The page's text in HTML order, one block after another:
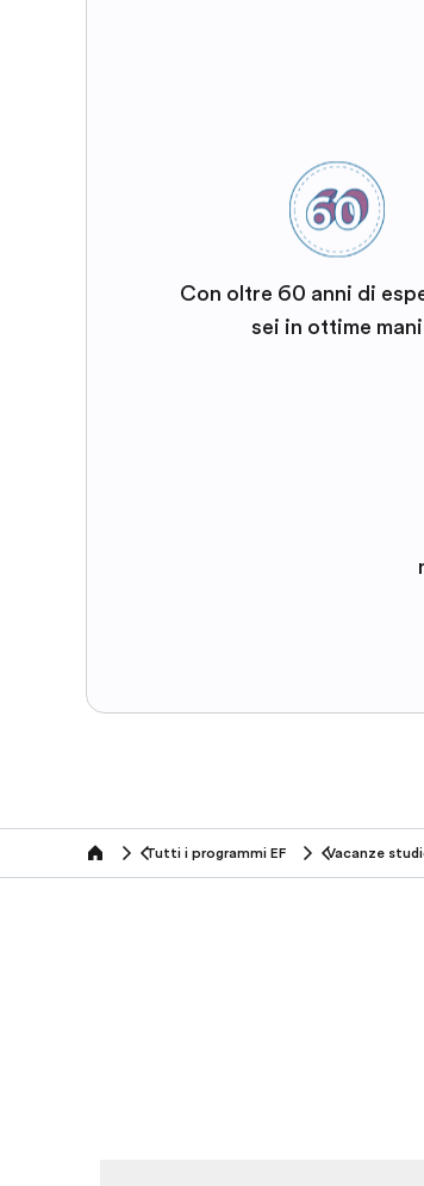
Con oltre 60 anni di
sei in ottime mani
home Tutti i programmi EF Vacanze